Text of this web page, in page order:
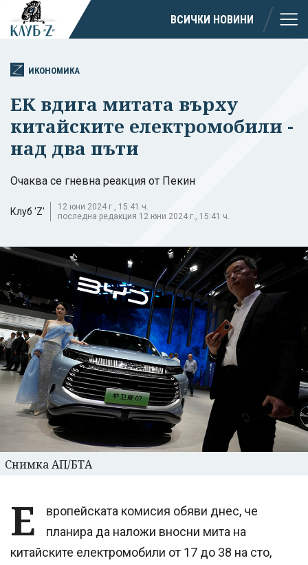
ВСИЧКИ НОВИНИ
ИКОНОМИКА
ЕК вдига митата върху
китайските електромобили -
над два пъти
Очаква се гневна реакция от Пекин
Клуб 'Z'
12 юни 2024 г., 15:41 ч.
последна редакция 12 юни 2024 г., 15:41 ч.
Снимка АП/БТА
Е
вропейската комисия обяви днес, че
планира да наложи вносни мита на
китайските електромобили от 17 до 38 на сто,